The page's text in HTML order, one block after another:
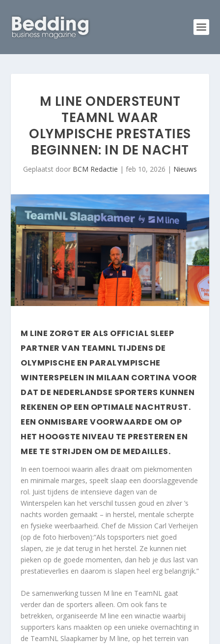
M LINE ONDERSTEUNT
TEAMNL WAAR
OLYMPISCHE PRESTATIES
BEGINNEN: IN DE NACHT
Geplaatst door BCM Redactie | feb 10, 2026 | Nieuws
M LINE ZORGT ER ALS OFFICIAL SLEEP
PARTNER VAN TEAMNL TIJDENS DE
OLYMPISCHE EN PARALYMPISCHE
WINTERSPELEN IN MILAAN CORTINA VOOR
DAT DE NEDERLANDSE SPORTERS KUNNEN
REKENEN OP EEN OPTIMALE NACHTRUST.
EEN ONMISBARE VOORWAARDE OM OP
HET HOOGSTE NIVEAU TE PRESTEREN EN
MEE TE STRIJDEN OM DE MEDAILLES.
In een toernooi waarin alles draait om piekmomenten
en minimale marges, speelt slaap een doorslaggevende
rol. Juist tijdens de intensieve dagen van de
Winterspelen kan het verschil tussen goud en zilver ’s
nachts worden gemaakt – in herstel, mentale scherpte
en fysieke weerbaarheid. Chef de Mission Carl Verheijen
(op de foto hierboven):“Als topsporters niet goed
slapen, zie je dat terug in het herstel. Ze kunnen niet
pieken op de goede momenten, dan heb je dus last van
prestatieverlies en daarom is slapen heel erg belangrijk.”
De samenwerking tussen M line en TeamNL gaat
verder dan de sporters alleen. Om ook fans te
betrekken, organiseerde M line een winactie waarbij
supporters kans maakten op een unieke overnachting in
de TeamNL Slaapkamer by M line, op het terrein van